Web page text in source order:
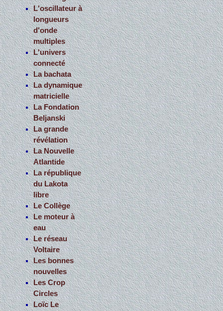
L'oscillateur à
longueurs
d'onde
multiples
L'univers
connecté
La bachata
La dynamique
matricielle
La Fondation
Beljanski
La grande
révélation
La Nouvelle
Atlantide
La république
du Lakota
libre
Le Collège
Le moteur à
eau
Le réseau
Voltaire
Les bonnes
nouvelles
Les Crop
Circles
Loïc Le